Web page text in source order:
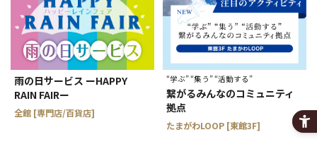
雨の日サービス ーHAPPY
RAIN FAIRー
全館 [専門店/百貨店]
“学ぶ” “集う” “活動する”
繋がるみんなのコミュニティ
拠点
たまがわLOOP [東館3F]